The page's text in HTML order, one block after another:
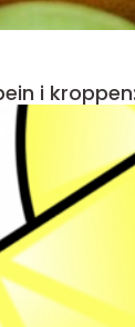
i